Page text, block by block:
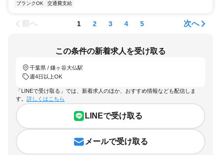
ブランクOK
交通費支給
前へ 1 2 3 4 5 次へ
この条件の新着求人を受け取る
千葉県 / 鎌ヶ谷大仏駅
週4日以上OK
「LINEで受け取る」では、新着求人のほか、おすすめ情報なども配信しま
す。 詳しくはこちら
LINEで受け取る
メールで受け取る